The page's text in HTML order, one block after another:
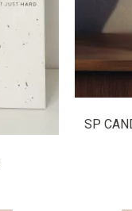
SP